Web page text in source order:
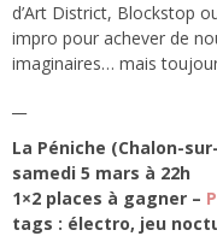
d’Art District, Blockstop
impro pour achever de
imaginaires… mais
La Péniche (Chalon-
samedi 5 mars à 22h
1×2 places à gagner –
tags : électro, jeu